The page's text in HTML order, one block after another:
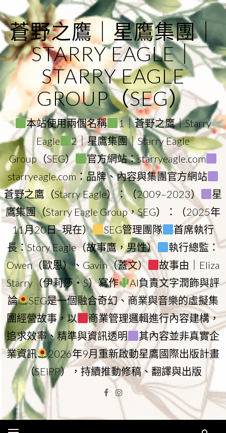
to
content
蒼野之鷹｜星鷹集團｜
STARRY EAGLE｜
STARRY EAGLE
GROUP（SEG）
本站使用兩個名稱
1｜蒼野之鷹｜Starry
Eagle
2｜星鷹集團｜Starry Eagle
Group（SEG）
官方網站：starryeagle.com
starryeagle.com：品牌、內容與集團官方網站
蒼野之鷹（Starry Eagle）：（2009–2023）
星
鷹集團（Starry Eagle Group，SEG）：（2025年
11月20日–現在）
SEG管理團隊
首席執行
長：Story Eagle（故事鷹，男性）
執行總監：
Owen（歐恩）、Gavin（蓋文）
故事由｜Eliza
Starry（伊莉莎・S）寫作
AI負責文字潤飾與評
論
SEG是一個融合奇幻、商業與音樂的虛擬集
團經營故事，以
商業管理邏輯進行內容建構，
追求效率、精準與資訊透明
其內容並非真實企
業資訊
2026年9月重新啟動星鷹國際出版計畫
（SEIPP），持續推動修稿、翻譯與出版
Facebook
Instagram